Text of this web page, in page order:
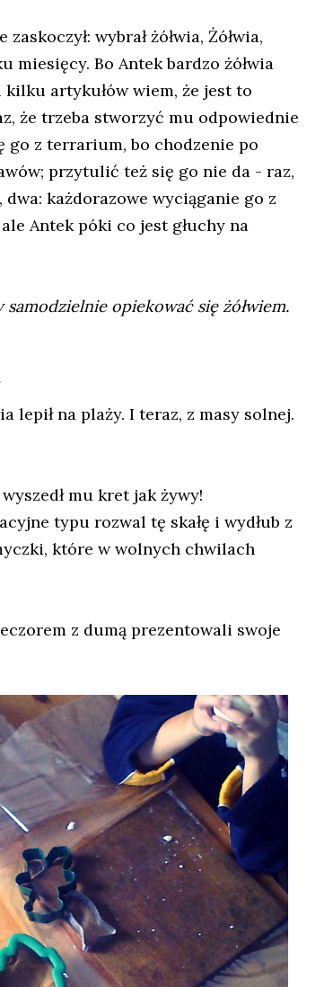
wybrał żółwia, Żółwia,
Bo Antek bardzo żółwia
artykułów wiem, że jest to
że trzeba stworzyć mu odpowiednie
go z terrarium, bo chodzenie po
przytulić też się go nie da - raz,
każdorazowe wyciąganie go z
Antek póki co jest głuchy na
opiekować się żółwiem.
lepił na plaży. I teraz, z masy solnej.
mu kret jak żywy!
typu rozwal tę skałę i wydłub z
które w wolnych chwilach
z dumą prezentowali swoje